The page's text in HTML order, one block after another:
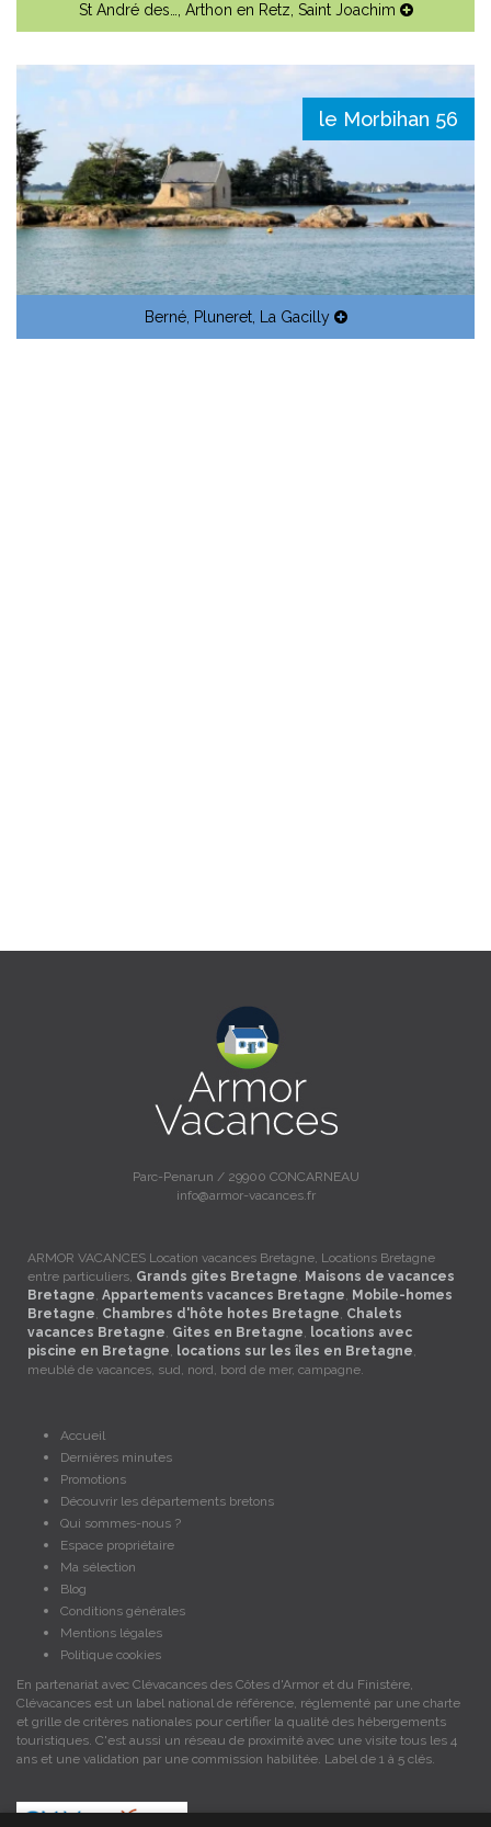
St André des…, Arthon en Retz, Saint Joachim
le Morbihan 56
Berné, Pluneret, La Gacilly
Parc-Penarun / 29900 CONCARNEAU
info@armor-vacances.fr
ARMOR VACANCES Location vacances Bretagne, Locations Bretagne
entre particuliers, Grands gites Bretagne, Maisons de vacances
Bretagne, Appartements vacances Bretagne, Mobile-homes
Bretagne, Chambres d'hôte hotes Bretagne, Chalets
vacances Bretagne, Gites en Bretagne, locations avec
piscine en Bretagne, locations sur les îles en Bretagne,
meublé de vacances, sud, nord, bord de mer, campagne.
Accueil
Dernières minutes
Promotions
Découvrir les départements bretons
Qui sommes-nous ?
Espace propriétaire
Ma sélection
Blog
Conditions générales
Mentions légales
Politique cookies
En partenariat avec Clévacances des Côtes d'Armor et du Finistère,
Clévacances est un label national de référence, réglementé par une charte
et grille de critères nationales pour certifier la qualité des hébergements
touristiques. C'est aussi un réseau de proximité avec une visite tous les 4
ans et une validation par une commission habilitée. Label de 1 à 5 clés.